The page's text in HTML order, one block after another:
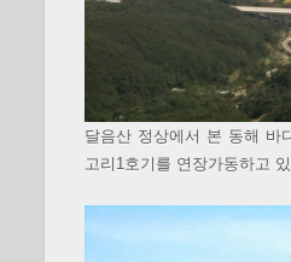
달음산 정상에서 본 동해 바
고리1호기를 연장가동하고